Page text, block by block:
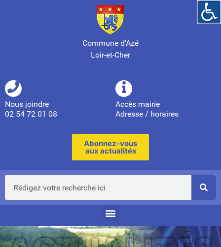
Commune d'Azé
Loir-et-Cher
Nous joindre
02 54 72 01 08
Accès mairie
Adresse / horaires
Abonnez-vous
aux actualités